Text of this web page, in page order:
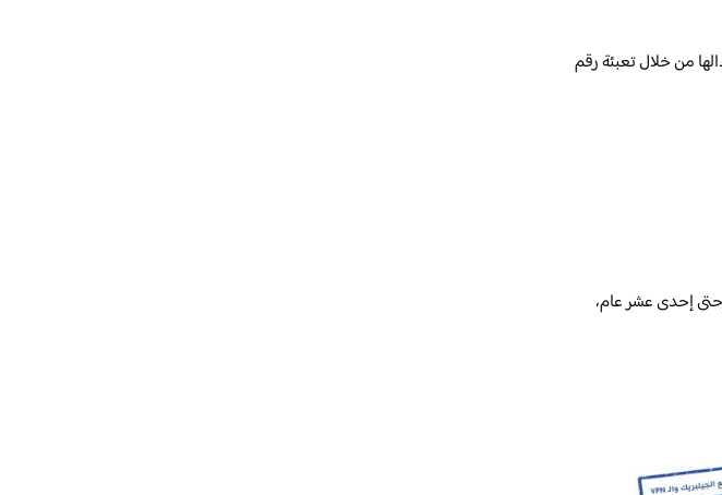
من خلال تعبئة رقم
إحدى عشر عام،